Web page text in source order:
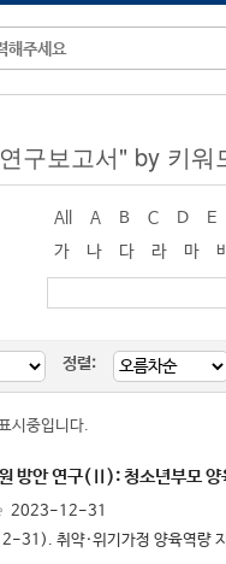
구보고서" by 키
All A B C D E
가
나 다 라 마
정렬:
시중입니다.
방안 연구(Ⅱ): 청소년부모 양
2023-12-31
31). 취약·위기가정 양육역량